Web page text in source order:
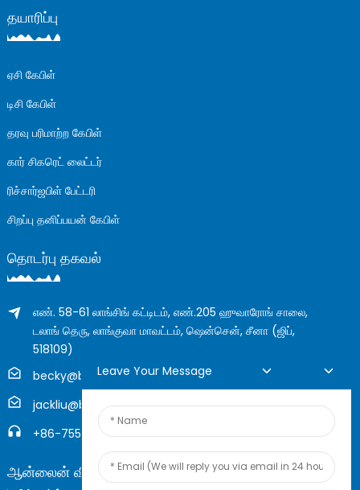
தயாரிப்பு
ஏசி கேபிள்
டிசி கேபிள்
தரவு பரிமாற்ற கேபிள்
கார் சிகரெட் லைட்டர்
ரிச்சார்ஜபிள் பேட்டரி
சிறப்பு தனிப்பயன் கேபிள்
தொடர்பு தகவல்
எண். 58-61 லாங்சிங் கட்டிடம், எண்.205 ஹுவாரோங் சாலை,
டலாங் தெரு, லாங்குவா மாவட்டம், ஷென்சென், சீனா (ஜிப்,
518109)
becky@boyingcable.com
jackliu@boyingcable.com
+86-755-21014277
ஆன்லைன் விசாரணை
Leave Your Message